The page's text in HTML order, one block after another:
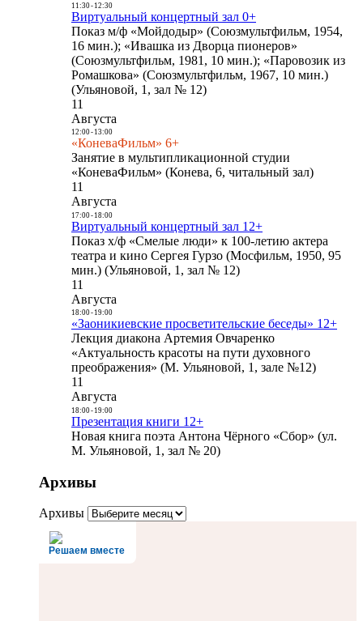
11:30- 12:30
Виртуальный концертный зал 0+
Показ м/ф «Мойдодыр» (Союзмультфильм, 1954,
16 мин.); «Ивашка из Дворца пионеров»
(Союзмультфильм, 1981, 10 мин.); «Паровозик из
Ромашкова» (Союзмультфильм, 1967, 10 мин.)
(Ульяновой, 1, зал № 12)
11
Августа
12:00- 13:00
«КоневаФильм» 6+
Занятие в мультипликационной студии
«КоневаФильм» (Конева, 6, читальный зал)
11
Августа
17:00- 18:00
Виртуальный концертный зал 12+
Показ х/ф «Смелые люди» к 100-летию актера
театра и кино Сергея Гурзо (Мосфильм, 1950, 95
мин.) (Ульяновой, 1, зал № 12)
11
Августа
18:00- 19:00
«Заоникиевские просветительские беседы» 12+
Лекция диакона Артемия Овчаренко
«Актуальность красоты на пути духовного
преображения» (М. Ульяновой, 1, зале №12)
11
Августа
18:00- 19:00
Презентация книги 12+
Новая книга поэта Антона Чёрного «Сбор» (ул.
М. Ульяновой, 1, зал № 20)
Архивы
Архивы
Решаем вместе